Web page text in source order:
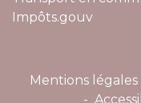
Impôts.gouv
Mentions légales
-